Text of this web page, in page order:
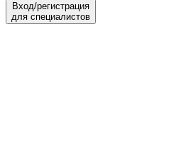
Вход/регистрация
для специалистов